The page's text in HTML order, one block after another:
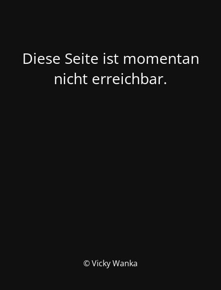
Diese Seite ist momentan
nicht erreichbar.
© Vicky Wanka